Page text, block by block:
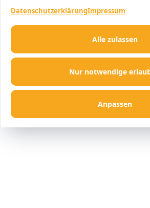
DatenschutzerklärungImpressum
Nur notwendige
Anpassen
Alle zulassen